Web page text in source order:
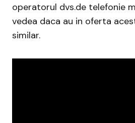
operatorul dvs.de telefonie
vedea daca au in oferta
similar.